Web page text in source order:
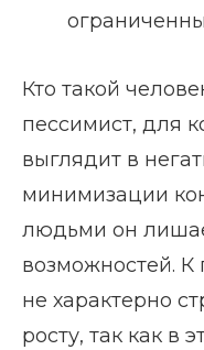
Кто такой
пессимист, для
выглядит в
минимизации
людьми он
возможностей.
не характерно
росту, так как в